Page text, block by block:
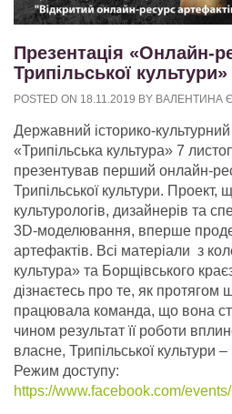
Презентація «Онлайн-
Трипільської культури»
POSTED ON 18.11.2019 BY ВАЛЕНТИНА
Державний історико-культурний
«Трипільська культура» 7
презентував перший онлайн-
Трипільської культури. Проект,
культурологів, дизайнерів та
3D-моделювання, вперше
артефактів. Всі матеріали з
культура» та Борщівського
дізнаєтесь про те, як протягом
працювала команда, що вона
чином результат її роботи
власне, Трипільської культури
Режим доступу:
https://www.facebook.com/